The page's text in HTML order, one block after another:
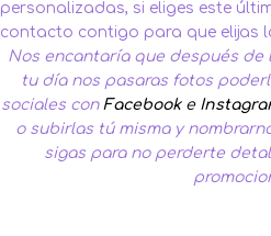
personalizadas, si eliges este
contacto contigo para que elijas
Nos encantaría que después de
tu día nos pasaras fotos
sociales con Facebooke
o subirlas tú misma y
sigas para no perderte